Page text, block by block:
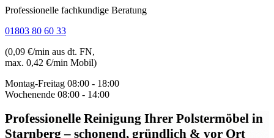
Professionelle fachkundige Beratung
01803 80 60 33
(0,09 €/min aus dt. FN,
max. 0,42 €/min Mobil)
Montag-Freitag 08:00 - 18:00
Wochenende 08:00 - 14:00
Professionelle Reinigung Ihrer Polstermöbel in
Starnberg– schonend, gründlich & vor Ort